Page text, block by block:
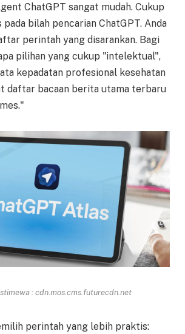
ChatGPT sangat mudah. Cukup
bilah pencarian ChatGPT. Anda
perintah yang disarankan. Bagi
pilihan yang cukup "intelektual",
kepadatan profesional kesehatan
daftar bacaan berita utama terbaru
: cdn.mos.cms.futurecdn.net
perintah yang lebih praktis: